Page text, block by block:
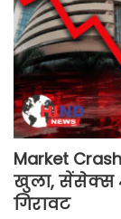
Market
खुला, सेंसेक्स
गिरावट